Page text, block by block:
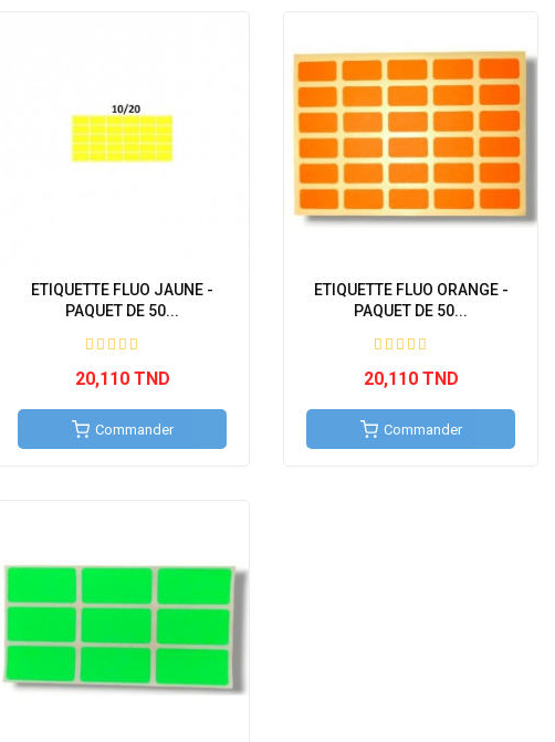
ETIQUETTE FLUO JAUNE -
PAQUET DE 50...
20,110 TND
Commander
ETIQUETTE FLUO ORANGE -
PAQUET DE 50...
20,110 TND
Commander